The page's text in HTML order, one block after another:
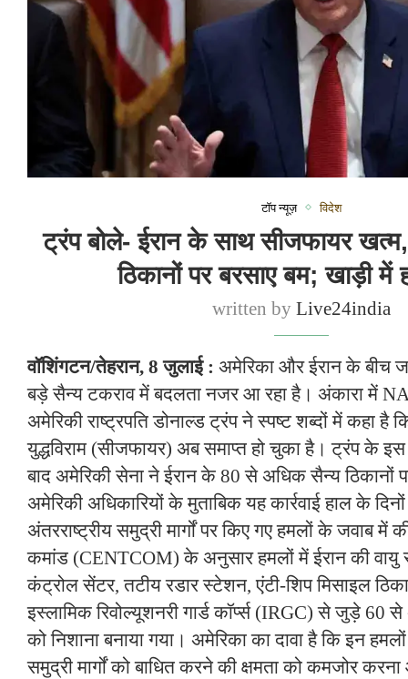
टॉप न्यूज़ विदेश
ट्रंप बोले- ईरान के साथ सीजफायर
ठिकानों पर बरसाए बम; खाड़ी में
written byLive24india
वॉशिंगटन/तेहरान, 8 जुलाई : अमेरिका और ईरान के बीच
बड़े सैन्य टकराव में बदलता नजर आ रहा है। अंकारा में
अमेरिकी राष्ट्रपति डोनाल्ड ट्रंप ने स्पष्ट शब्दों में कहा है
युद्धविराम (सीजफायर) अब समाप्त हो चुका है। ट्रंप के
बाद अमेरिकी सेना ने ईरान के 80 से अधिक सैन्य ठिकानों
अमेरिकी अधिकारियों के मुताबिक यह कार्रवाई हाल के दिनों
अंतरराष्ट्रीय समुद्री मार्गों पर किए गए हमलों के जवाब
कमांड (CENTCOM) के अनुसार हमलों में ईरान की वायु
कंट्रोल सेंटर, तटीय रडार स्टेशन, एंटी-शिप मिसाइल
इस्लामिक रिवोल्यूशनरी गार्ड कॉर्प्स (IRGC) से जुड़े 60
को निशाना बनाया गया। अमेरिका का दावा है कि इन
समुद्री मार्गों को बाधित करने की क्षमता को कमजोर